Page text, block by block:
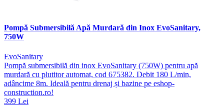
Pompă Submersibilă Apă Murdară din Inox EvoSanitary,
750W
EvoSanitary
Pompă submersibilă din inox EvoSanitary (750W) pentru apă
murdară cu plutitor automat, cod 675382. Debit 180 L/min,
adâncime 8m. Ideală pentru drenaj și bazine pe eshop-
construction.ro!
399 Lei